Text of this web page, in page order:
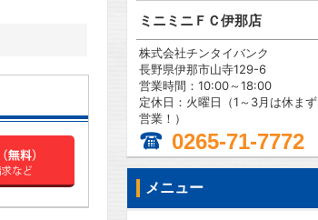
ミニミニＦＣ伊那店
株式会社チンタイバンク
長野県伊那市山寺129-6
営業時間：10:00～18:00
定休日：火曜日（1～3月は休まず
営業！）
0265-71-7772
メニュー